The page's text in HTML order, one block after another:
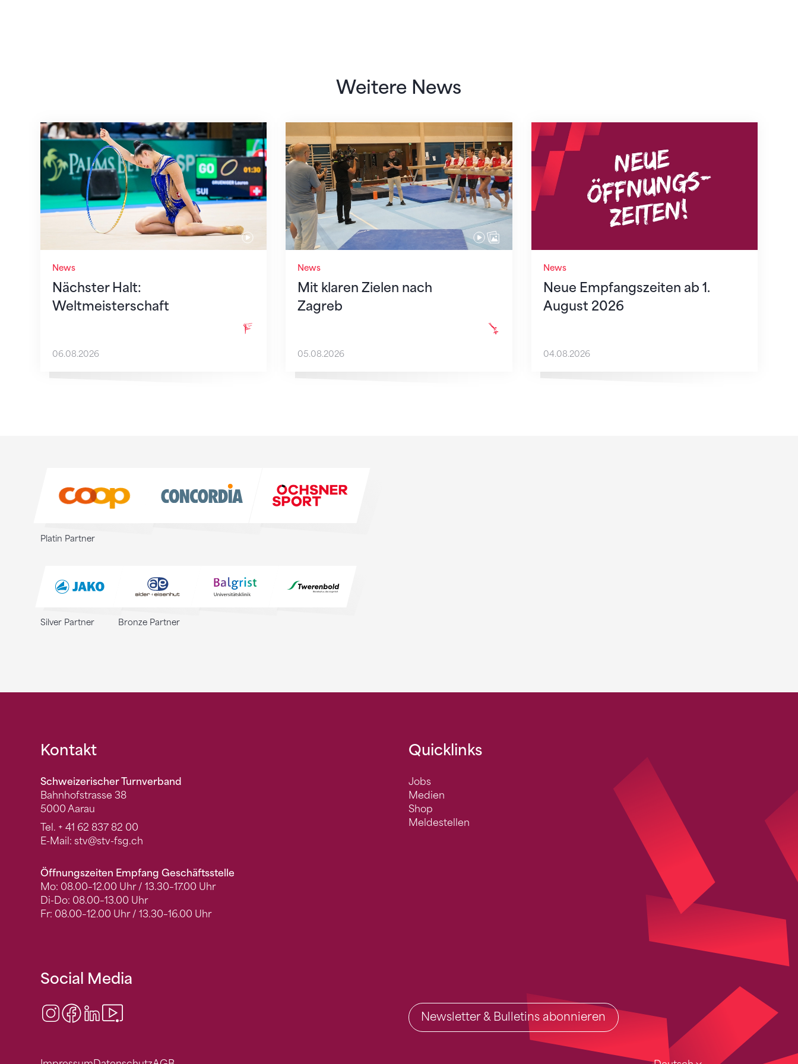
Weitere News
News
Nächster Halt:
Weltmeisterschaft
Nächster Halt: Weltmeisterschaft
06.08.2026
News
Mit klaren Zielen nach
Zagreb
Mit klaren Zielen nach Zagreb
05.08.2026
News
Neue Empfangszeiten ab 1.
August 2026
Neue Empfangszeiten ab 1. August 2026
04.08.2026
Platin Partner
Silver Partner Bronze Partner
Fusszeile
Kontakt
Schweizerischer Turnverband
Bahnhofstrasse 38
5000 Aarau
Tel. + 41 62 837 82 00
E-Mail: stv@stv-fsg.ch
Öffnungszeiten Empfang Geschäftsstelle
Mo: 08.00–12.00 Uhr / 13.30–17.00 Uhr
Di-Do: 08.00–13.00 Uhr
Fr: 08.00–12.00 Uhr / 13.30–16.00 Uhr
Quicklinks
Jobs
Medien
Shop
Meldestellen
Social Media
Instagram
Facebook
LinkedIn Newsletter & Bulletins abonnieren